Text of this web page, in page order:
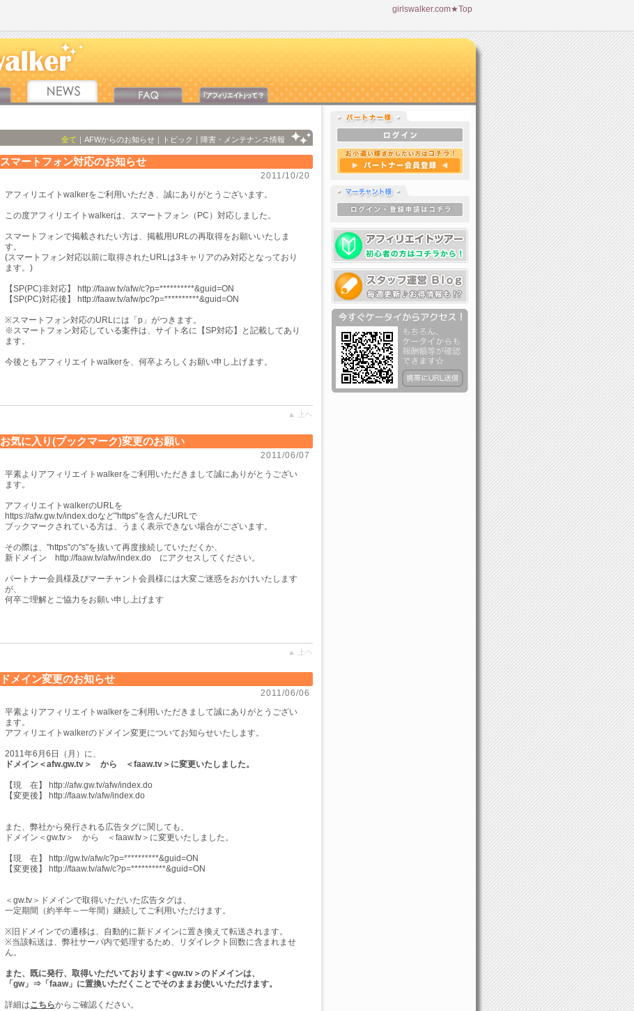
girlswalker.com★Top
全て ｜ AFWからのお知らせ ｜ トピック ｜ 障害・メンテナンス情報
スマートフォン対応のお知らせ
2011/10/20
アフィリエイトwalkerをご利用いただき、誠にありがとうございます。
この度アフィリエイトwalkerは、スマートフォン（PC）対応しました。
スマートフォンで掲載されたい方は、掲載用URLの再取得をお願いいたしま
す。
(スマートフォン対応以前に取得されたURLは3キャリアのみ対応となっており
ます。)
【SP(PC)非対応】 http://faaw.tv/afw/c?p=**********&guid=ON
【SP(PC)対応後】 http://faaw.tv/afw/pc?p=**********&guid=ON
※スマートフォン対応のURLには「p」がつきます。
※スマートフォン対応している案件は、サイト名に【SP対応】と記載してあり
ます。
今後ともアフィリエイトwalkerを、何卒よろしくお願い申し上げます。
▲ 上ヘ
お気に入り(ブックマーク)変更のお願い
2011/06/07
平素よりアフィリエイトwalkerをご利用いただきまして誠にありがとうござい
ます。
アフィリエイトwalkerのURLを
https://afw.gw.tv/index.doなど"https"を含んだURLで
ブックマークされている方は、うまく表示できない場合がございます。
その際は、"https"の"s"を抜いて再度接続していただくか、
新ドメイン http://faaw.tv/afw/index.do にアクセスしてください。
パートナー会員様及びマーチャント会員様には大変ご迷惑をおかけいたします
が、
何卒ご理解とご協力をお願い申し上げます
▲ 上ヘ
ドメイン変更のお知らせ
2011/06/06
平素よりアフィリエイトwalkerをご利用いただきまして誠にありがとうござい
ます。
アフィリエイトwalkerのドメイン変更についてお知らせいたします。
2011年6月6日（月）に、
ドメイン＜afw.gw.tv＞ から ＜faaw.tv＞に変更いたしました。
【現 在】 http://afw.gw.tv/afw/index.do
【変更後】 http://faaw.tv/afw/index.do
また、弊社から発行される広告タグに関しても、
ドメイン＜gw.tv＞ から ＜faaw.tv＞に変更いたしました。
【現 在】 http://gw.tv/afw/c?p=**********&guid=ON
【変更後】 http://faaw.tv/afw/c?p=**********&guid=ON
＜gw.tv＞ドメインで取得いただいた広告タグは、
一定期間（約半年～一年間）継続してご利用いただけます。
※旧ドメインでの遷移は、自動的に新ドメインに置き換えて転送されます。
※当該転送は、弊社サーバ内で処理するため、リダイレクト回数に含まれませ
ん。
また、既に発行、取得いただいております＜gw.tv＞のドメインは、
「gw」⇒「faaw」に置換いただくことでそのままお使いいただけます。
詳細はこちらからご確認ください。